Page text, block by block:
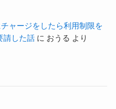
ャージをしたら利用制限を
請した話に おうる より